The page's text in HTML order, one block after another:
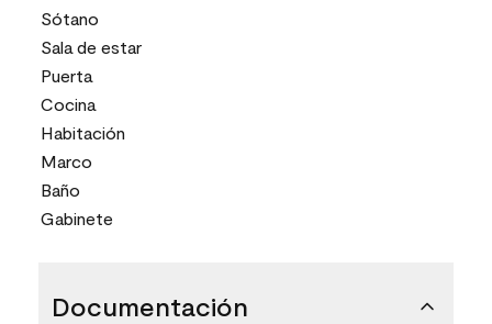
Sótano
Sala de estar
Puerta
Cocina
Habitación
Marco
Baño
Gabinete
Documentación